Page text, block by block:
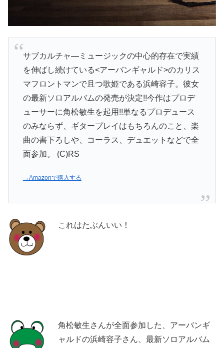
サブカルチャ―ミュージックの中心的存在で実績
を伸ばし続けている<アーバンギャルド>のカリス
マフロントマンで且つ歌姫である浜崎容子。彼女
の最新ソロアルバムの発売が決定!!今作はプロデ
ューサーに角松敏生を起用!!単なるプロデュース
のみならず、ギタープレイはもちろんのこと、楽
曲の書下ろしや、コーラス、デュエットなどで全
面参加。 (C)RS
→Amazonで購入する
これはたぶんいい！
角松敏生さんが全面参加した、アーバンギ
ャルドの浜崎容子さん、最新ソロアルバム